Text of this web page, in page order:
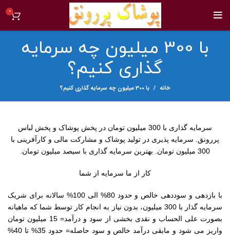
0
با 300 میلیون چه سرمایه
گذاری کنیم؟
خانه با 300 میلیون چه سرمایه گذاری کنیم؟
سرمایه گذاری با 300 میلیون تومان در پخش پوشاک و پخش لباس
پررونق. سرمایه پذیری در تولید پوشاک و مشارکت مالی و کارآفرینی با
300 میلیون تومان. بهترین سرمایه گذاری با سیصد میلیون تومان.
کار از ما سرمایه از شما
با بازدهی و سوددهی خالص و حدود 80% الی 100% سا
لانه برای شریک
سرمایه گذار با 300 میلیون، بدون نیاز به انجام کار توسط شما که ماهیانه
بصورت علی الحساب و نقدی بخشی از سود و درآمد= 15 میلیون تومان
واریز می شود و مابقی درآمد خالص و سود حاصله= حدود 35% تا 40%